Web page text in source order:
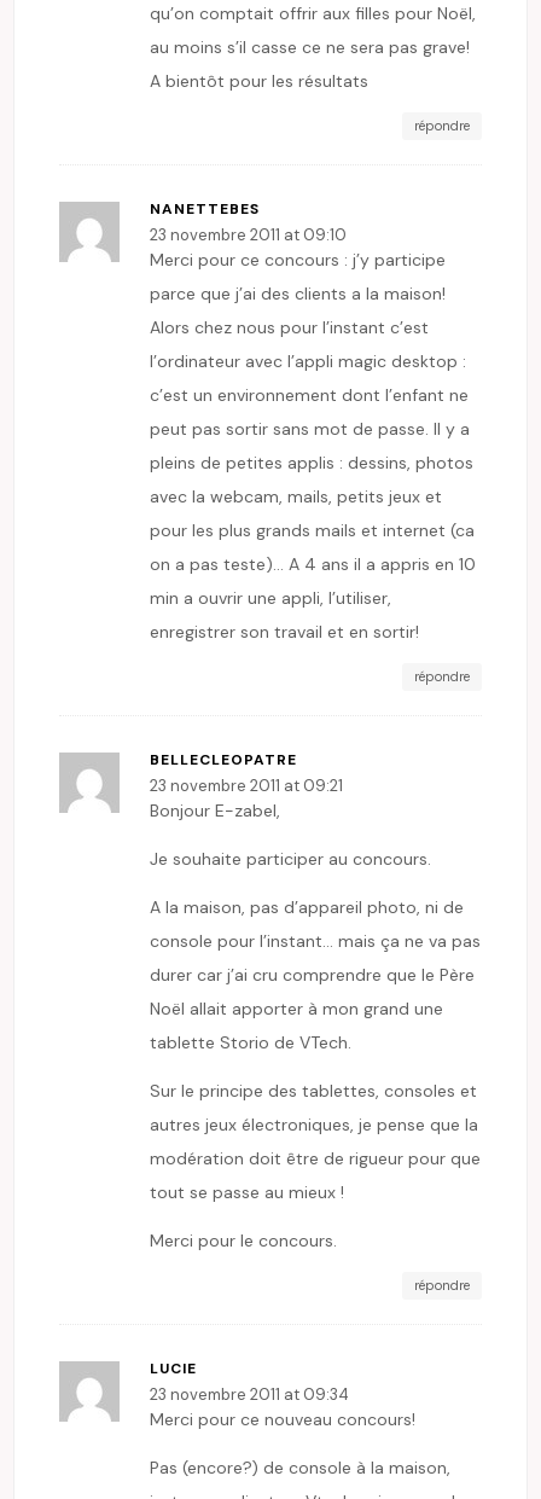
qu’on comptait offrir aux filles pour Noël,
au moins s’il casse ce ne sera pas grave!
A bientôt pour les résultats
répondre
NANETTEBES
23 novembre 2011 at 09:10
Merci pour ce concours : j’y participe
parce que j’ai des clients a la maison!
Alors chez nous pour l’instant c’est
l’ordinateur avec l’appli magic desktop :
c’est un environnement dont l’enfant ne
peut pas sortir sans mot de passe. Il y a
pleins de petites applis : dessins, photos
avec la webcam, mails, petits jeux et
pour les plus grands mails et internet (ca
on a pas teste)… A 4 ans il a appris en 10
min a ouvrir une appli, l’utiliser,
enregistrer son travail et en sortir!
répondre
BELLECLEOPATRE
23 novembre 2011 at 09:21
Bonjour E-zabel,
Je souhaite participer au concours.
A la maison, pas d’appareil photo, ni de
console pour l’instant… mais ça ne va pas
durer car j’ai cru comprendre que le Père
Noël allait apporter à mon grand une
tablette Storio de VTech.
Sur le principe des tablettes, consoles et
autres jeux électroniques, je pense que la
modération doit être de rigueur pour que
tout se passe au mieux !
Merci pour le concours.
répondre
LUCIE
23 novembre 2011 at 09:34
Merci pour ce nouveau concours!
Pas (encore?) de console à la maison,